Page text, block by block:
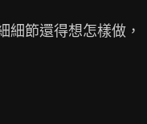
細節還得想怎樣做，